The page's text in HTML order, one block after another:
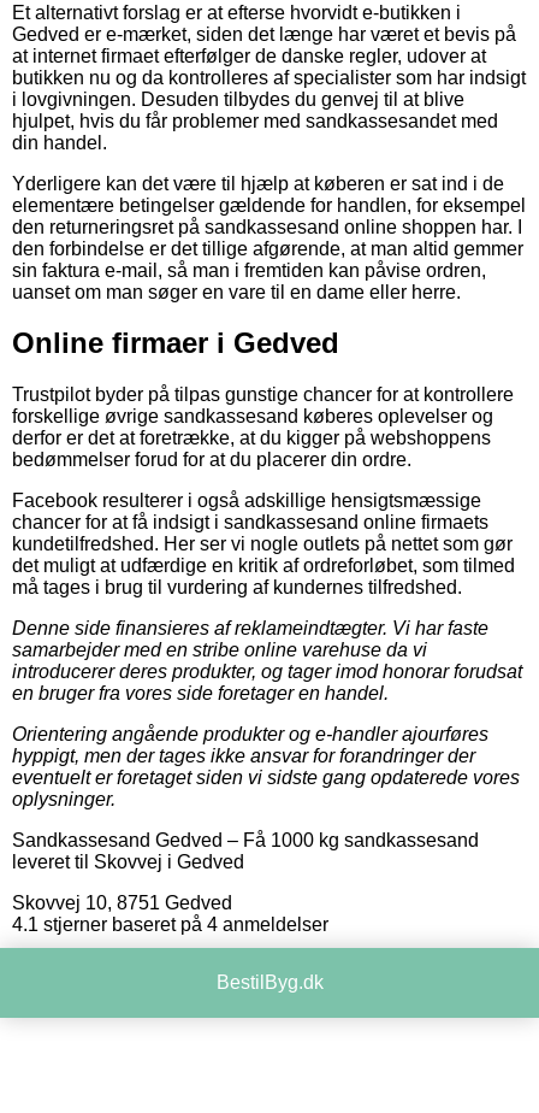
Et alternativt forslag er at efterse hvorvidt e-butikken i
Gedved er e-mærket, siden det længe har været et bevis på
at internet firmaet efterfølger de danske regler, udover at
butikken nu og da kontrolleres af specialister som har indsigt
i lovgivningen. Desuden tilbydes du genvej til at blive
hjulpet, hvis du får problemer med sandkassesandet med
din handel.
Yderligere kan det være til hjælp at køberen er sat ind i de
elementære betingelser gældende for handlen, for eksempel
den returneringsret på sandkassesand online shoppen har. I
den forbindelse er det tillige afgørende, at man altid gemmer
sin faktura e-mail, så man i fremtiden kan påvise ordren,
uanset om man søger en vare til en dame eller herre.
Online firmaer i Gedved
Trustpilot byder på tilpas gunstige chancer for at kontrollere
forskellige øvrige sandkassesand køberes oplevelser og
derfor er det at foretrække, at du kigger på webshoppens
bedømmelser forud for at du placerer din ordre.
Facebook resulterer i også adskillige hensigtsmæssige
chancer for at få indsigt i sandkassesand online firmaets
kundetilfredshed. Her ser vi nogle outlets på nettet som gør
det muligt at udfærdige en kritik af ordreforløbet, som tilmed
må tages i brug til vurdering af kundernes tilfredshed.
Denne side finansieres af reklameindtægter. Vi har faste
samarbejder med en stribe online varehuse da vi
introducerer deres produkter, og tager imod honorar forudsat
en bruger fra vores side foretager en handel.
Orientering angående produkter og e-handler ajourføres
hyppigt, men der tages ikke ansvar for forandringer der
eventuelt er foretaget siden vi sidste gang opdaterede vores
oplysninger.
Sandkassesand Gedved – Få 1000 kg sandkassesand
leveret til Skovvej i Gedved
Skovvej 10, 8751 Gedved
4.1 stjerner baseret på 4 anmeldelser
BestilByg.dk